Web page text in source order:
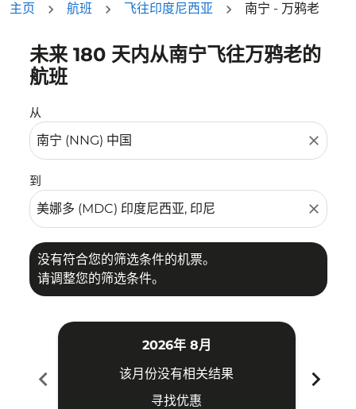
主页 航班 飞往印度尼西亚 南宁 - 万鸦老
未来 180 天内从南宁飞往万鸦老的
航班
从
close
到
close
没有符合您的筛选条件的机票。
请调整您的筛选条件。
没有符合您的筛选条件的机票。请调整您的筛选条件。
chevron_left
2026年 8月
该月份没有相关结果
寻找优惠
chevron_right